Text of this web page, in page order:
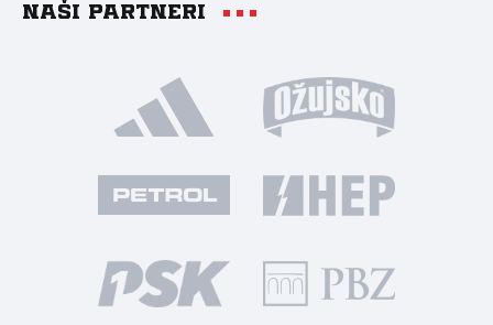
Naši partneri